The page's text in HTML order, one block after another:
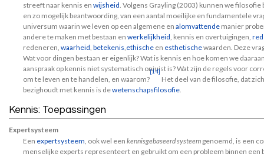
streeft naar kennis en wijsheid. Volgens Grayling (2003) kunnen we
en zo mogelijk beantwoording, van een aantal moeilijke en fundamentele
universum waarin we leven op een algemene en alomvattende manier
andere te maken met bestaan en werkelijkheid, kennis en overtuigingen,
redeneren, waarheid, betekenis,ethische en esthetischewaarden. Deze
Wat voor dingen bestaan er eigenlijk? Wat is kennis en hoe komen we
aanspraak op kennis niet systematisch onjuist is? Wat zijn de regels voor
om te leven en te handelen, en waarom?
[14]
Het deel van de filosofie, dat
bezighoudt met kennis is dewetenschapsfilosofie.
Kennis: Toepassingen
Expertsysteem
Een expertsysteem, ook wel een kennisgebaseerd systeem genoemd, is een
menselijke experts representeert en gebruikt om een probleem binnen een